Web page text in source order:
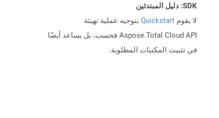
SDK: دليل المبتدئين
لا يقوم Quickstart بتوجيه عملية تهيئة
Aspose.Total Cloud API فحسب، بل يساعد أيضًا
في تثبيت المكتبات المطلوبة.